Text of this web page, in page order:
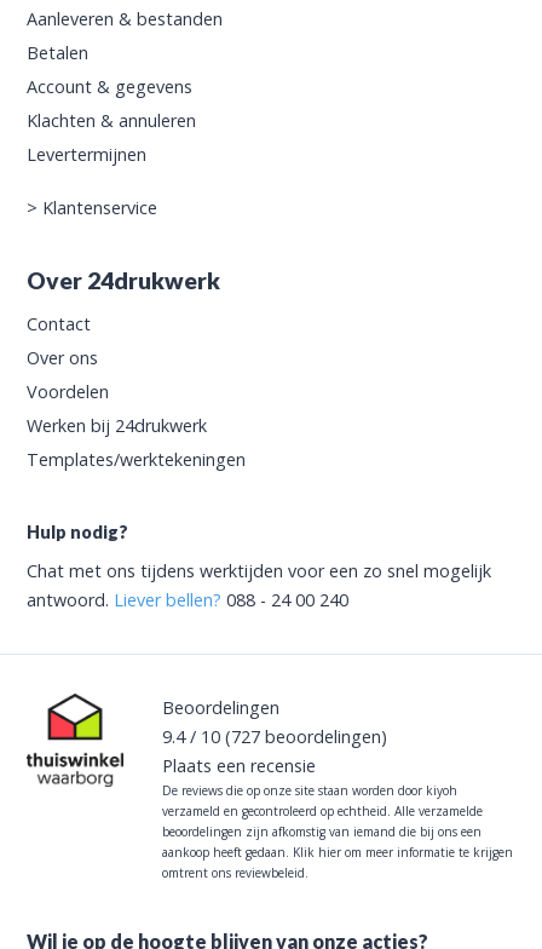
Aanleveren & bestanden
Betalen
Account & gegevens
Klachten & annuleren
Levertermijnen
> Klantenservice
Over 24drukwerk
Contact
Over ons
Voordelen
Werken bij 24drukwerk
Templates/werktekeningen
Hulp nodig?
Chat met ons tijdens werktijden voor een zo snel mogelijk
antwoord. Liever bellen? 088 - 24 00 240
Beoordelingen
9.4/ 10 (727 beoordelingen)
Plaats een recensie
De reviews die op onze site staan worden door kiyoh
verzameld en gecontroleerd op echtheid. Alle verzamelde
beoordelingen zijn afkomstig van iemand die bij ons een
aankoop heeft gedaan. Klik hier om meer informatie te krijgen
omtrent ons reviewbeleid.
Wil je op de hoogte blijven van onze acties?